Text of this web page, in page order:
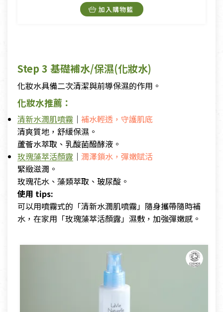
加入購物籃
Step 3 基礎補水/保濕(化妝水)
化妝水具備二次清潔與前導保濕的作用。
化妝水推薦：
清新水潤肌噴霧 ｜ 補水輕透，守護肌底
清爽質地，舒緩保濕。
蘆薈水萃取、乳酸菌醱酵液。
玫瑰藻萃活顏露 ｜ 潤澤鎖水，彈嫩賦活
緊緻滋潤。
玫瑰花水、藻類萃取、玻尿酸。
使用 tips:
可以用噴霧式的「清新水潤肌噴霧」隨身攜帶隨時補
水，在家用「玫瑰藻萃活顏露」濕敷，加強彈嫩感。